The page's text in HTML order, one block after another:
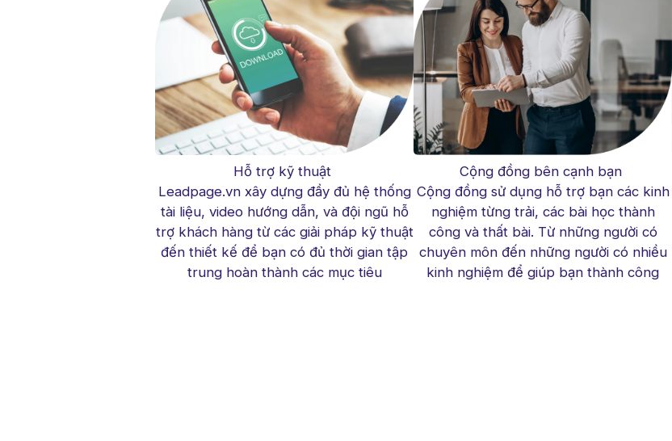
Hỗ trợ kỹ thuật
Leadpage.vn xây dựng đầy đủ hệ thống
tài liệu, video hướng dẫn, và đội ngũ hỗ
trợ khách hàng từ các giải pháp kỹ thuật
đến thiết kế để bạn có đủ thời gian tập
trung hoàn thành các mục tiêu
Cộng đồng bên cạnh bạn
Cộng đồng sử dụng hỗ trợ bạn các kinh
nghiệm từng trải, các bài học thành
công và thất bài. Từ những người có
chuyên môn đến những người có nhiều
kinh nghiệm để giúp bạn thành công